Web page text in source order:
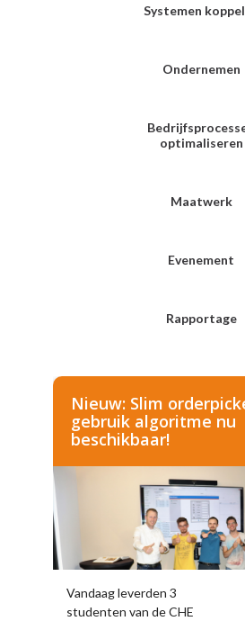
Systemen
Ondernemen
optimaliseren
Maatwerk
Evenement
Rapportage
Nieuw: Slim
gebruik algoritme nu
beschikbaar!
Vandaag leverden 3
studenten van de CHE